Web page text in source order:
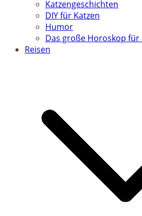
Katzengeschichten
DIY für Katzen
Humor
Das große Horoskop für
Reisen